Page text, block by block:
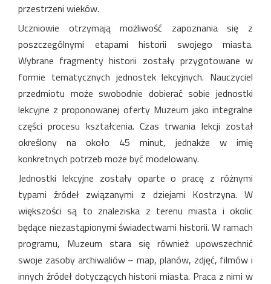
przestrzeni wieków.
Uczniowie otrzymają możliwość zapoznania się z
poszczególnymi etapami historii swojego miasta.
Wybrane fragmenty historii zostały przygotowane w
formie tematycznych jednostek lekcyjnych. Nauczyciel
przedmiotu może swobodnie dobierać sobie jednostki
lekcyjne z proponowanej oferty Muzeum jako integralne
części procesu kształcenia. Czas trwania lekcji został
określony na około 45 minut, jednakże w imię
konkretnych potrzeb może być modelowany.
Jednostki lekcyjne zostały oparte o pracę z różnymi
typami źródeł związanymi z dziejami Kostrzyna. W
większości są to znaleziska z terenu miasta i okolic
będące niezastąpionymi świadectwami historii. W ramach
programu, Muzeum stara się również upowszechnić
swoje zasoby archiwaliów – map, planów, zdjęć, filmów i
innych źródeł dotyczących historii miasta. Praca z nimi w